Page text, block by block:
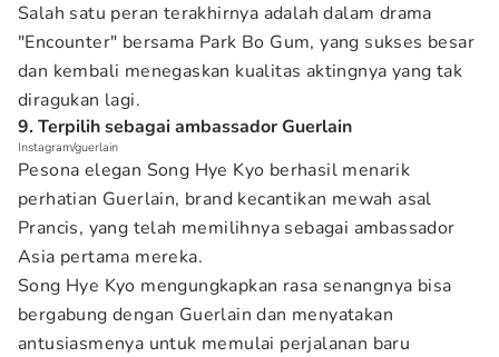
Salah satu peran terakhirnya adalah dalam drama
"Encounter" bersama Park Bo Gum, yang sukses besar
dan kembali menegaskan kualitas aktingnya yang tak
diragukan lagi.
9. Terpilih sebagai ambassador Guerlain
Instagram/guerlain
Pesona elegan Song Hye Kyo berhasil menarik
perhatian Guerlain, brand kecantikan mewah asal
Prancis, yang telah memilihnya sebagai ambassador
Asia pertama mereka.
Song Hye Kyo mengungkapkan rasa senangnya bisa
bergabung dengan Guerlain dan menyatakan
antusiasmenya untuk memulai perjalanan baru